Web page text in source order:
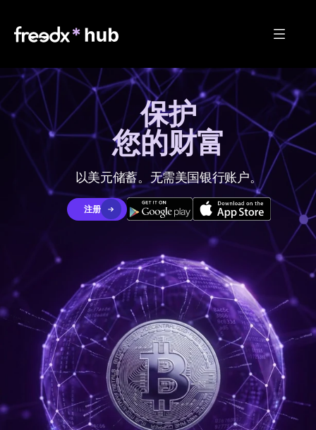
保护
您的财富
以美元储蓄。无需美国银行账户。
注册